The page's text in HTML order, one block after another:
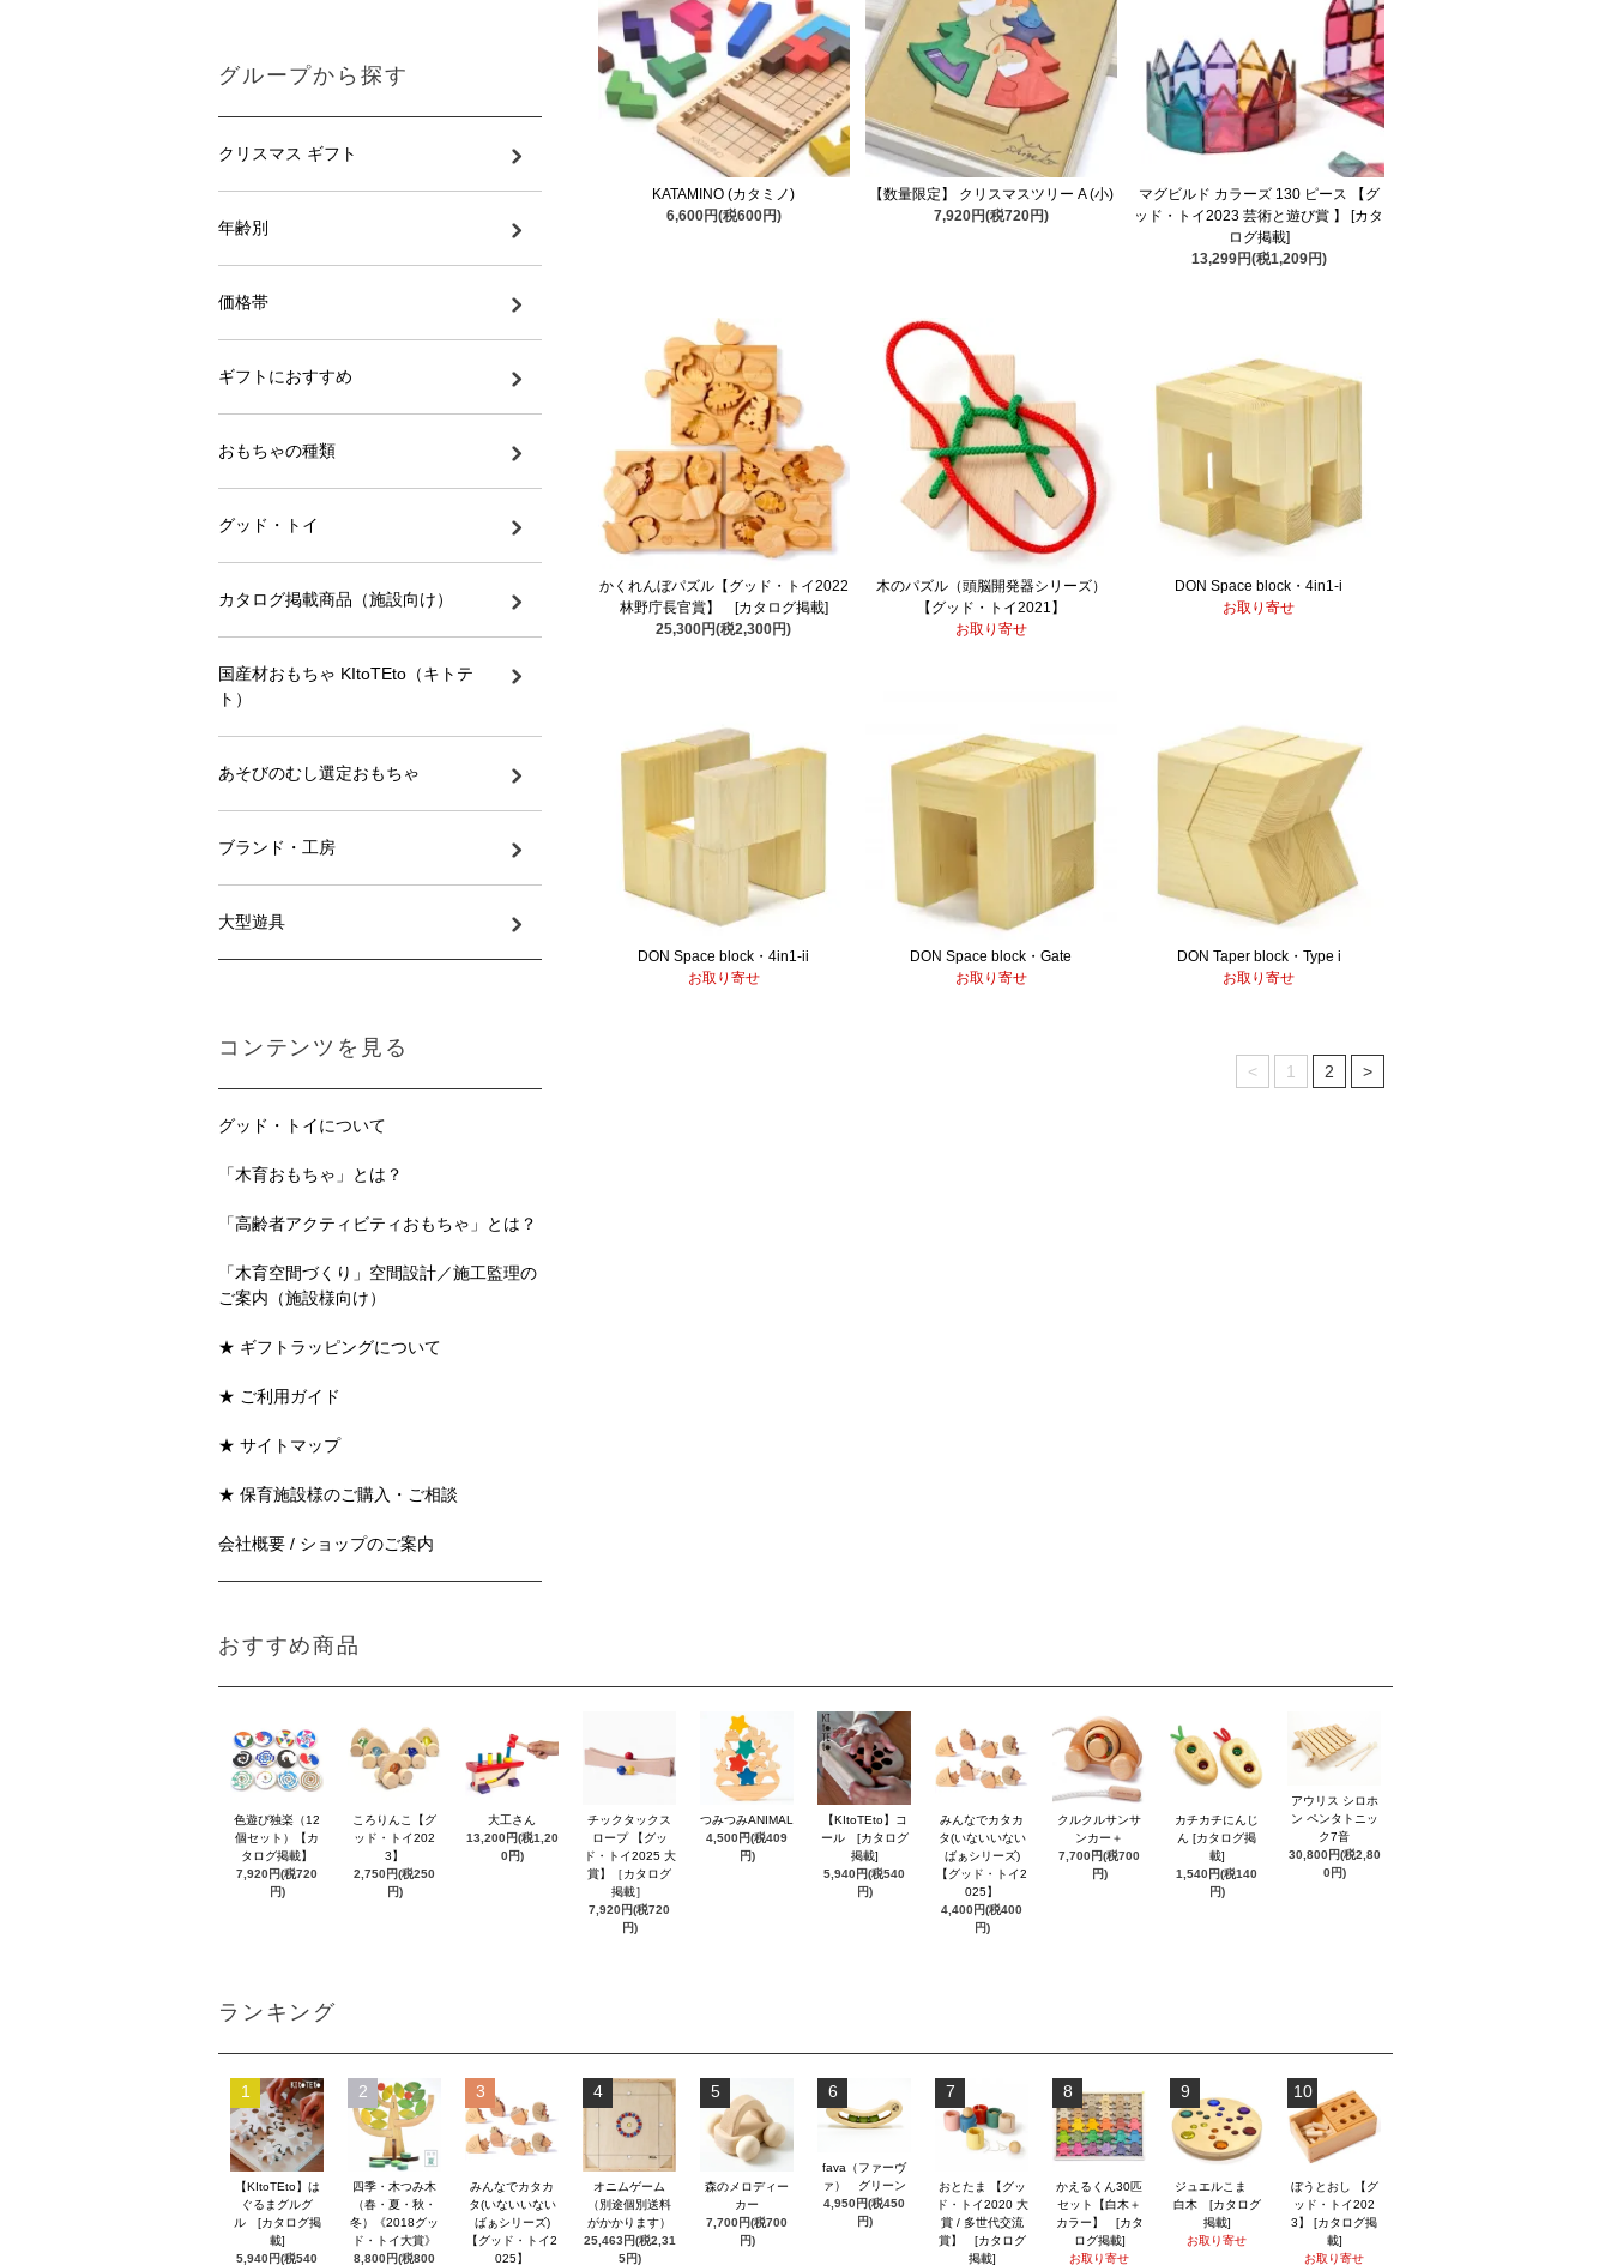
KATAMINO (カタミノ)
6,600円(税600円)
【数量限定】 クリスマスツリー A (小)
7,920円(税720円)
マグビルド カラーズ 130 ピース 【グ
ッド・トイ2023 芸術と遊び賞 】 [カタ
ログ掲載]
13,299円(税1,209円)
かくれんぼパズル【グッド・トイ2022
林野庁長官賞】 [カタログ掲載]
25,300円(税2,300円)
木のパズル（頭脳開発器シリーズ）
【グッド・トイ2021】
お取り寄せ
DON Space block・4in1-i
お取り寄せ
DON Space block・4in1-ii
お取り寄せ
DON Space block・Gate
お取り寄せ
DON Taper block・Type i
お取り寄せ
< 1 2 >
グループから探す
クリスマス ギフト
年齢別
価格帯
ギフトにおすすめ
おもちゃの種類
グッド・トイ
カタログ掲載商品（施設向け）
国産材おもちゃ KItoTEto（キトテ
ト）
あそびのむし選定おもちゃ
ブランド・工房
大型遊具
コンテンツを見る
グッド・トイについて
「木育おもちゃ」とは？
「高齢者アクティビティおもちゃ」とは？
「木育空間づくり」空間設計／施工監理の
ご案内（施設様向け）
★ ギフトラッピングについて
★ ご利用ガイド
★ サイトマップ
★ 保育施設様のご購入・ご相談
会社概要 / ショップのご案内
おすすめ商品
色遊び独楽（12
個セット）【カ
タログ掲載】
7,920円(税720
円)
ころりんこ【グ
ッド・トイ202
3】
2,750円(税250
円)
大工さん
13,200円(税1,20
0円)
チックタックス
ロープ 【グッ
ド・トイ2025 大
賞】［カタログ
掲載］
7,920円(税720
円)
つみつみANIMAL
4,500円(税409
円)
【KItoTEto】コ
ール [カタログ
掲載]
5,940円(税540
円)
みんなでカタカ
タ(いないいない
ばぁシリーズ)
【グッド・トイ2
025】
4,400円(税400
円)
クルクルサンサ
ンカー＋
7,700円(税700
円)
カチカチにんじ
ん [カタログ掲
載]
1,540円(税140
円)
アウリス シロホ
ン ペンタトニッ
ク7音
30,800円(税2,80
0円)
ランキング
1
【KItoTEto】は
ぐるまグルグ
ル [カタログ掲
載]
5,940円(税540
2
四季・木つみ木
（春・夏・秋・
冬）《2018グッ
ド・トイ大賞》
8,800円(税800
3
みんなでカタカ
タ(いないいない
ばぁシリーズ)
【グッド・トイ2
025】
4
オニムゲーム
（別途個別送料
がかかります）
25,463円(税2,31
5円)
5
森のメロディー
カー
7,700円(税700
円)
6
fava（ファーヴ
ァ） グリーン
4,950円(税450
円)
7
おとたま 【グッ
ド・トイ2020 大
賞 / 多世代交流
賞】 [カタログ
掲載]
8
かえるくん30匹
セット【白木＋
カラー】 [カタ
ログ掲載]
お取り寄せ
9
ジュエルこま
白木 [カタログ
掲載]
お取り寄せ
10
ぼうとおし 【グ
ッド・トイ202
3】 [カタログ掲
載]
お取り寄せ